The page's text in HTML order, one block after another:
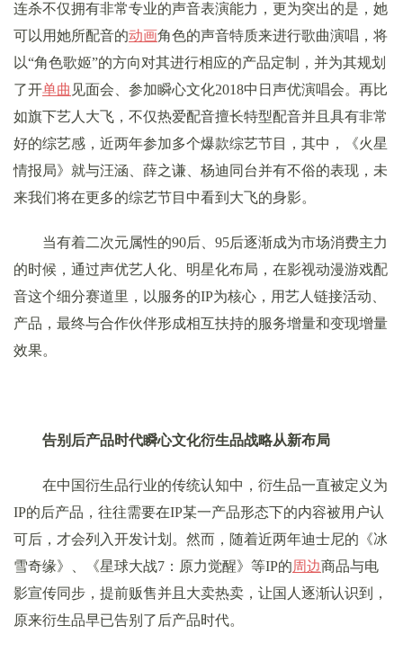
连杀不仅拥有非常专业的声音表演能力，更为突出的是，她
可以用她所配音的动画角色的声音特质来进行歌曲演唱，将
以“角色歌姬”的方向对其进行相应的产品定制，并为其规划
了开单曲 见面会、参加瞬心文化2018中日声优演唱会。再比
如旗下艺人大飞，不仅热爱配音擅长特型配音并且具有非常
好的综艺感，近两年参加多个爆款综艺节目，其中，《火星
情报局》就与汪涵、薛之谦、杨迪同台并有不俗的表现，未
来我们将在更多的综艺节目中看到大飞的身影。
当有着二次元属性的90后、95后逐渐成为市场消费主力
的时候，通过声优艺人化、明星化布局，在影视动漫游戏配
音这个细分赛道里，以服务的IP为核心，用艺人链接活动、
产品，最终与合作伙伴形成相互扶持的服务增量和变现增量
效果。
告别后产品时代瞬心文化衍生品战略从新布局
在中国衍生品行业的传统认知中，衍生品一直被定义为
IP的后产品，往往需要在IP某一产品形态下的内容被用户认
可后，才会列入开发计划。然而，随着近两年迪士尼的《冰
雪奇缘》、《星球大战7：原力觉醒》等IP的周边商品与电
影宣传同步，提前贩售并且大卖热卖，让国人逐渐认识到，
原来衍生品早已告别了后产品时代。